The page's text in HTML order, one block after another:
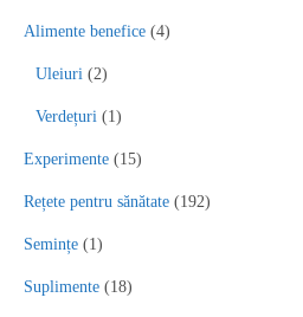
Alimente benefice (4)
Uleiuri (2)
Verdețuri (1)
Experimente (15)
Rețete pentru sănătate (192)
Semințe (1)
Suplimente (18)